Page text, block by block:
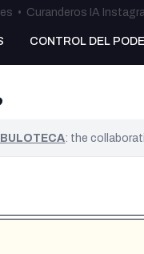
• Curanderos IA
CONTROL DEL
: the